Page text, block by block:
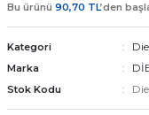
saat kordonu
Kordonları
Bu ürünü 90,70 TL’den
Kategori
Marka
Stok Kodu